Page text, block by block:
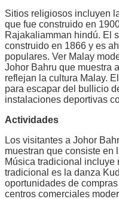
Sitios religiosos incluyen
que fue construido en
Rajakaliamman hindú. El
construido en 1866 y es
populares. Ver Malay
Johor Bahru que muestra
reflejan la cultura Malay.
para escapar del bullicio
instalaciones deportivas
Actividades
Los visitantes a Johor
muestran que consiste en
Música tradicional incluye
tradicional es la danza
oportunidades de
centros comerciales